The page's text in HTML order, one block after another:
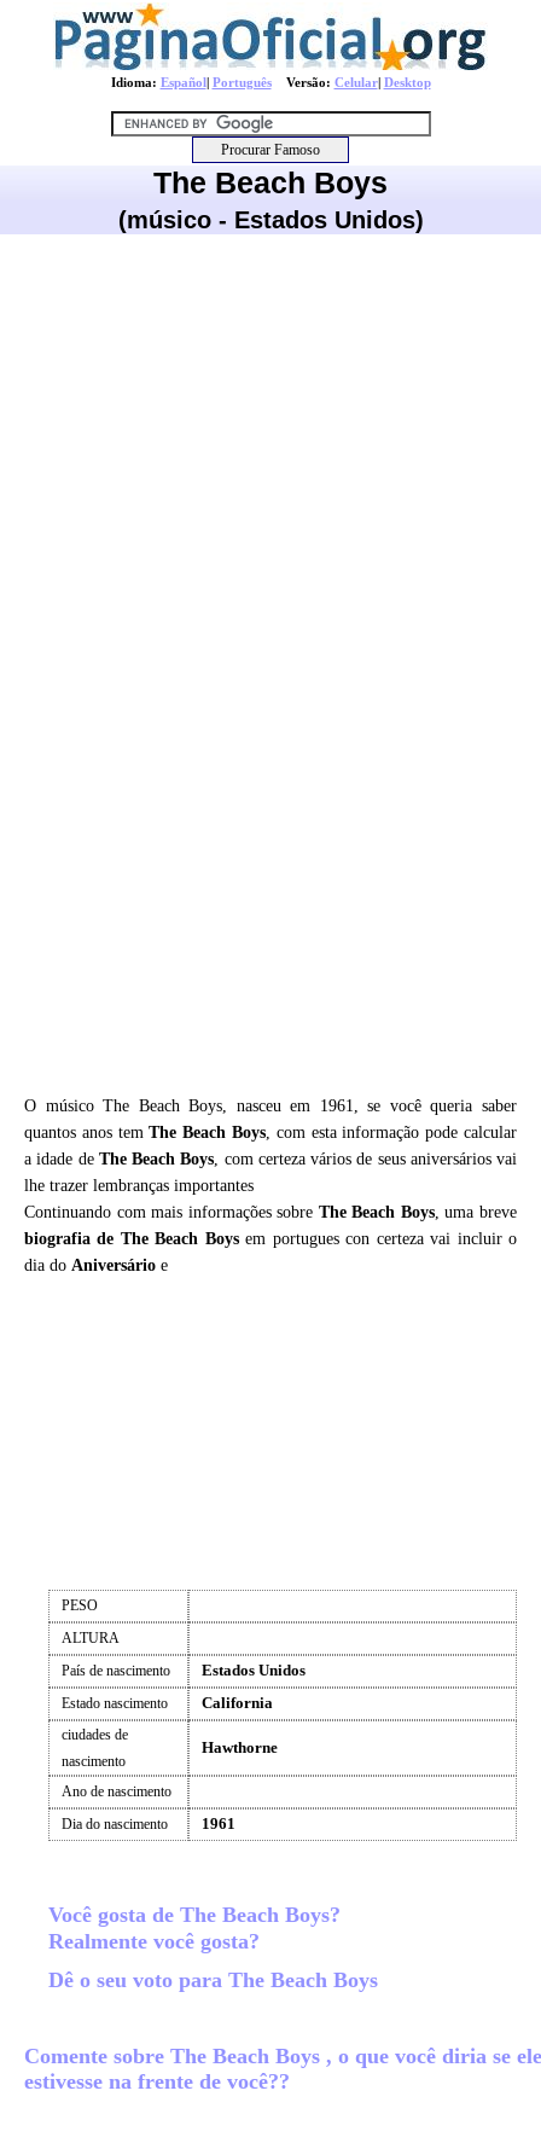
Idioma: Español| PortuguêsVersão: Celular| Desktop
The Beach Boys
(músico - Estados Unidos)
O músico The Beach Boys, nasceu em 1961, se você queria saber
quantos anos temThe Beach Boys, com esta informação pode calcular
a idade de The Beach Boys, com certeza vários de seus aniversários vai
lhe trazer lembranças importantes
Continuando com mais informações sobre The Beach Boys, uma breve
biografia de The Beach Boysem portugues con certeza vai incluir o
dia do Aniversário e
PESO
ALTURA
País de nascimento
Estados Unidos
Estado nascimento California
ciudades de
nascimento
Hawthorne
Ano de nascimento
Dia do nascimento
1961
Você gosta de The Beach Boys?
Realmente você gosta?
Dê o seu voto para The Beach Boys
Comente sobre The Beach Boys , o que você diria se ele
estivesse na frente de você??